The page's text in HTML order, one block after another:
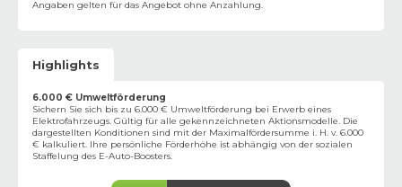
Angaben gelten für das Angebot ohne Anzahlung.
Highlights
6.000 € Umweltförderung
Sichern Sie sich bis zu 6.000 € Umweltförderung bei Erwerb eines
Elektrofahrzeugs. Gültig für alle gekennzeichneten Aktionsmodelle. Die
dargestellten Konditionen sind mit der Maximalfördersumme i. H. v. 6.000
€ kalkuliert. Ihre persönliche Förderhöhe ist abhängig von der sozialen
Staffelung des E-Auto-Boosters.